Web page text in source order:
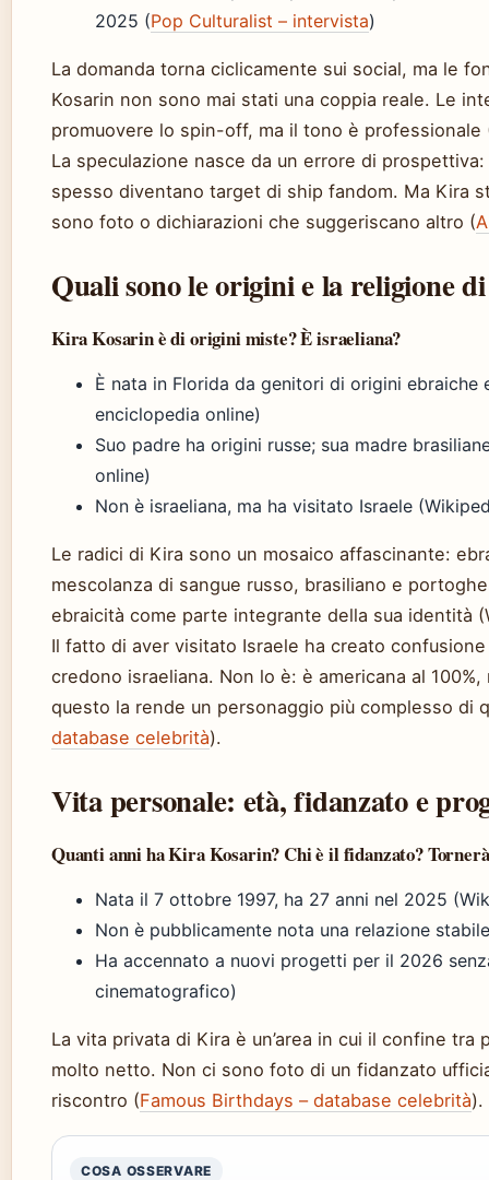
2025 (Pop Culturalist – intervista)
La domanda torna ciclicamente sui social, ma le
Kosarin non sono mai stati una coppia reale. Le
promuovere lo spin-off, ma il tono è professionale
La speculazione nasce da un errore di
spesso diventano target di ship fandom. Ma Kira
sono foto o dichiarazioni che suggeriscano altro (
Quali sono le origini e la religione
Kira Kosarin è di origini miste? È israeliana?
È nata in Florida da genitori di origini
enciclopedia online)
Suo padre ha origini russe; sua madre
online)
Non è israeliana, ma ha visitato Israele
Le radici di Kira sono un mosaico affascinante:
mescolanza di sangue russo, brasiliano e
ebraicità come parte integrante della sua identità
Il fatto di aver visitato Israele ha creato
credono israeliana. Non lo è: è americana al
questo la rende un personaggio più complesso di
database celebrità).
Vita personale: età, fidanzato e
Quanti anni ha Kira Kosarin? Chi è il fidanzato?
Nata il 7 ottobre 1997, ha 27 anni nel 2025
Non è pubblicamente nota una relazione
Ha accennato a nuovi progetti per il 2026
cinematografico)
La vita privata di Kira è un’area in cui il confine
molto netto. Non ci sono foto di un fidanzato
riscontro (Famous Birthdays – database celebrità).
COSA OSSERVARE